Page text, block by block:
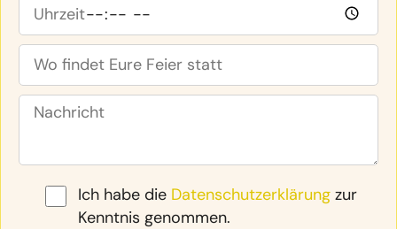
Ich habe die Datenschutzerklärung zur
Kenntnis genommen.